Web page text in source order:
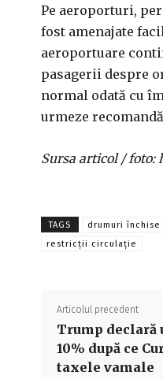
Pe aeroporturi,
fost amenajate
aeroportuare
pasagerii despre
normal odată cu
urmeze
Sursa articol / foto:
TAGS drumuri închise
restricții circulație
Articolul precedent
Trump declară
10% după ce
taxele vamale